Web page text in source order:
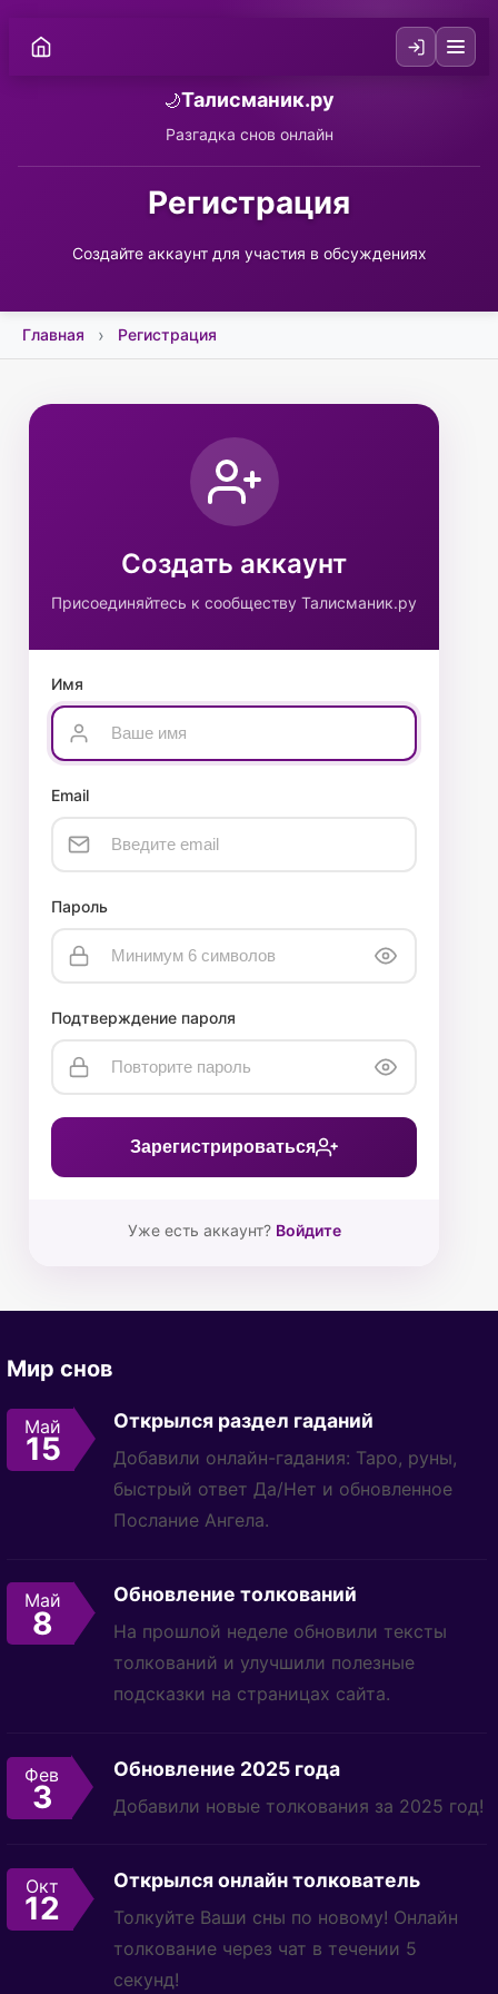
🌙Талисманик.ру
Разгадка снов онлайн
Регистрация
Создайте аккаунт для участия в обсуждениях
Главная Регистрация
Создать аккаунт
Присоединяйтесь к сообществу Талисманик.ру
Имя
Email
Пароль
Подтверждение пароля
Зарегистрироваться
Уже есть аккаунт? Войдите
Мир снов
Май
15
Открылся раздел гаданий
Добавили онлайн-гадания: Таро, руны,
быстрый ответ Да/Нет и обновленное
Послание Ангела.
Май
8
Обновление толкований
На прошлой неделе обновили тексты
толкований и улучшили полезные
подсказки на страницах сайта.
Фев
3
Обновление 2025 года
Добавили новые толкования за 2025 год!
Окт
12
Открылся онлайн толкователь
Толкуйте Ваши сны по новому! Онлайн
толкование через чат в течении 5
секунд!